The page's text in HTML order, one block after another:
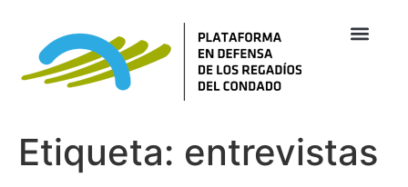
Etiqueta: entrevistas